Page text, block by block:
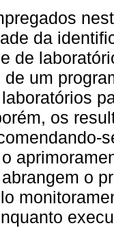
da
de
um
os
o